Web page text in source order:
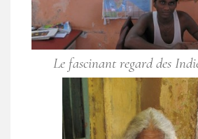
Le fascinant regard des